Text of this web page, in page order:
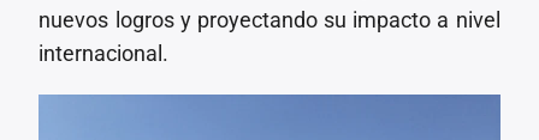
nuevos logros y proyectando su impacto a nivel
internacional.